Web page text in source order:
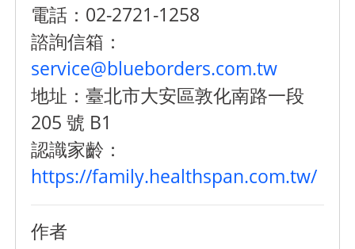
電話：02-2721-1258
諮詢信箱：
service@blueborders.com.tw
地址：臺北市大安區敦化南路一段
205 號 B1
認識家齡：
https://family.healthspan.com.tw/
作者